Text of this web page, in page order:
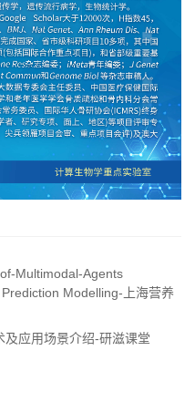
Multimodal-Agents
Modelling-上海营养
应用场景介绍-研滋课堂